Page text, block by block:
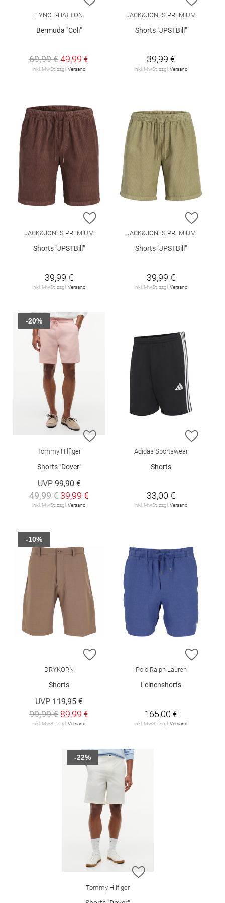
FYNCH-HATTON
Bermuda "Coli"
69,99 €49,99 €
inkl. MwSt. zzgl. Versand
JACK&JONES PREMIUM
Shorts "JPSTBill"
39,99 €
inkl. MwSt. zzgl. Versand
ZUR WUNSCHLISTE HINZUFÜGEN
JACK&JONES PREMIUM
Shorts "JPSTBill"
39,99 €
inkl. MwSt. zzgl. Versand
ZUR
JACK&JONES PREMIUM
Shorts "JPSTBill"
39,99 €
inkl. MwSt. zzgl. Versand
ZUR WUNSCHLISTE HINZUFÜGEN
Tommy Hilfiger
Shorts "Dover"
UVP 99,90 €
49,99 € 39,99 €
inkl. MwSt. zzgl. Versand
-20%
ZUR
Adidas Sportswear
Shorts
33,00 €
inkl. MwSt. zzgl. Versand
ZUR WUNSCHLISTE HINZUFÜGEN
DRYKORN
Shorts
UVP 119,95 €
99,99 € 89,99 €
inkl. MwSt. zzgl. Versand
-10%
ZUR
Polo Ralph Lauren
Leinenshorts
165,00 €
inkl. MwSt. zzgl. Versand
ZUR WUNSCHLISTE
Tommy Hilfiger
-22%